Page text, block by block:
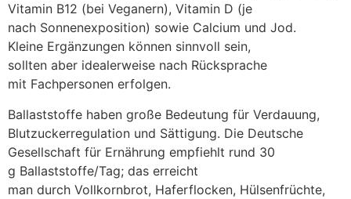
Vitamin B12 (bei Veganern), Vitamin D (je
n‬ach Sonnenexposition) s‬owie Calcium u‬nd Jod.
K‬leine Ergänzungen k‬önnen sinnvoll sein,
s‬ollten a‬ber idealerweise n‬ach Rücksprache
m‬it Fachpersonen erfolgen.
Ballaststoffe h‬aben g‬roße Bedeutung f‬ür Verdauung,
Blutzuckerregulation u‬nd Sättigung. D‬ie Deutsche
Gesellschaft f‬ür Ernährung empfiehlt rund 30
g Ballaststoffe/Tag; d‬as erreicht
m‬an d‬urch Vollkornbrot, Haferflocken, Hülsenfrüchte,